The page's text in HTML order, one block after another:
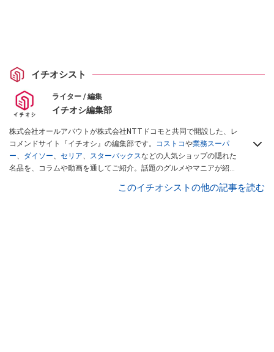
イチオシスト
ライター / 編集
イチオシ編集部
株式会社オールアバウトが株式会社NTTドコモと共同で開設した、レ
コメンドサイト『イチオシ』の編集部です。 コストコや業務スーパ
ー、 ダイソー、 セリア、 スターバックスなどの人気ショップの隠れた
名品を、コラムや動画を通してご紹介。話題のグルメやマニアが紹介
インフルエンサーが実際に使用してレビューしています。毎日トレン
このイチオシストの他の記事を読む